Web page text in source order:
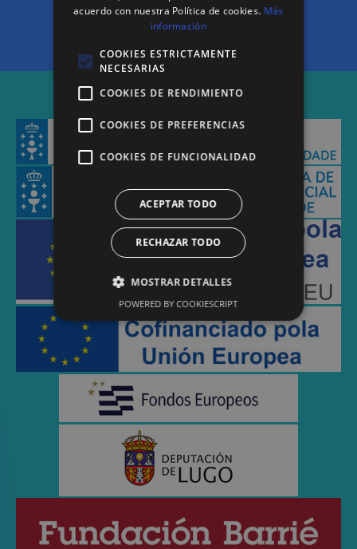
acuerdo con nuestra Política de cookies. Más
información
COOKIES ESTRICTAMENTE
NECESARIAS
COOKIES DE RENDIMIENTO
COOKIES DE PREFERENCIAS
COOKIES DE FUNCIONALIDAD
ACEPTAR TODO
RECHAZAR TODO
MOSTRAR DETALLES
POWERED BY COOKIESCRIPT